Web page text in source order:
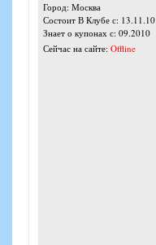
Город: Москва
Состоит В Клубе с: 13.11.10
Знает о купонах с: 09.2010
Сейчас на сайте: Offline